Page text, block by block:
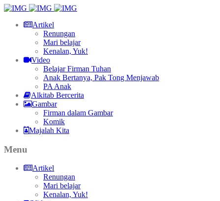
Artikel
Renungan
Mari belajar
Kenalan, Yuk!
Video
Belajar Firman Tuhan
Anak Bertanya, Pak Tong Menjawab
PA Anak
Alkitab Bercerita
Gambar
Firman dalam Gambar
Komik
Majalah Kita
Menu
Artikel
Renungan
Mari belajar
Kenalan, Yuk!